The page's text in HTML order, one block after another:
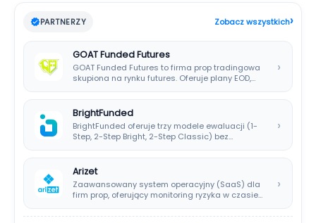
PARTNERZY Zobacz wszystkich›
GOAT Funded Futures
GOAT Funded Futures to firma prop tradingowa
skupiona na rynku futures. Oferuje plany EOD,…
›
BrightFunded
BrightFunded oferuje trzy modele ewaluacji (1-
Step, 2-Step Bright, 2-Step Classic) bez
›
Arizet
Zaawansowany system operacyjny (SaaS) dla
firm prop, oferujący monitoring ryzyka w czasie
›